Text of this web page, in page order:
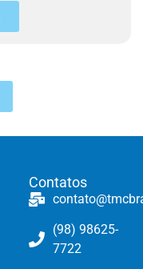
Contatos
(98) 98625-
7722